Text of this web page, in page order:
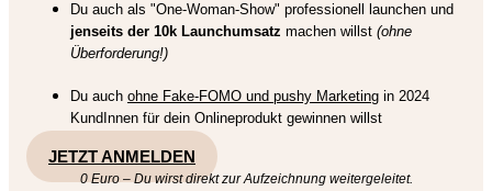
Du auch als "One-Woman-Show" professionell launchen und
jenseits der 10k Launchumsatz machen willst (ohne
Überforderung!)
Du auch ohne Fake-FOMO und pushy Marketing in 2024
KundInnen für dein Onlineprodukt gewinnen willst
JETZT ANMELDEN
0 Euro – Du wirst direkt zur Aufzeichnung weitergeleitet.